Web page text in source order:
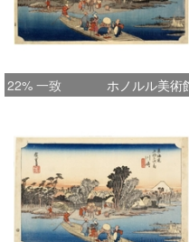
22% 一致 ホノルル美術